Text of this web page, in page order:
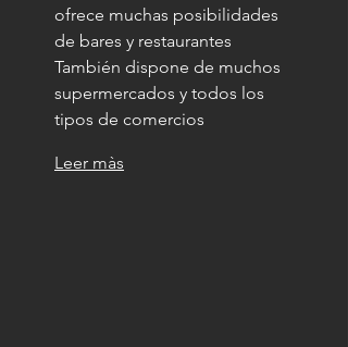
ofrece muchas posibilidades
de bares y restaurantes
También dispone de muchos
supermercados y todos los
tipos de comercios
Leer màs